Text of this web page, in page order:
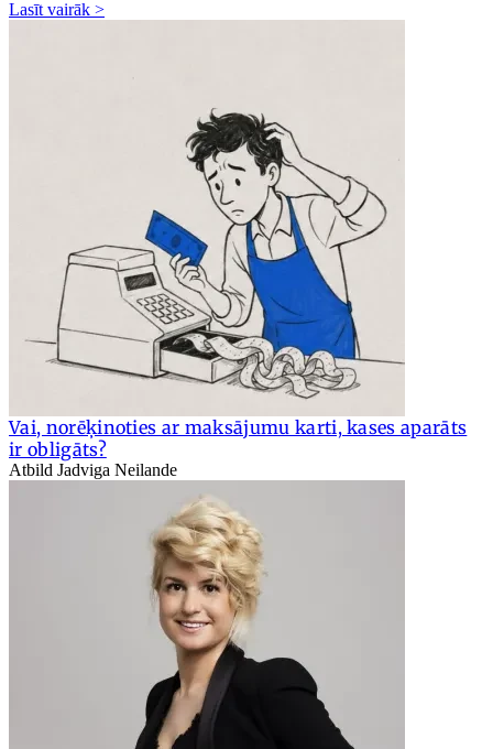
Lasīt vairāk >
Vai, norēķinoties ar maksājumu karti, kases aparāts
ir obligāts?
Atbild Jadviga Neilande